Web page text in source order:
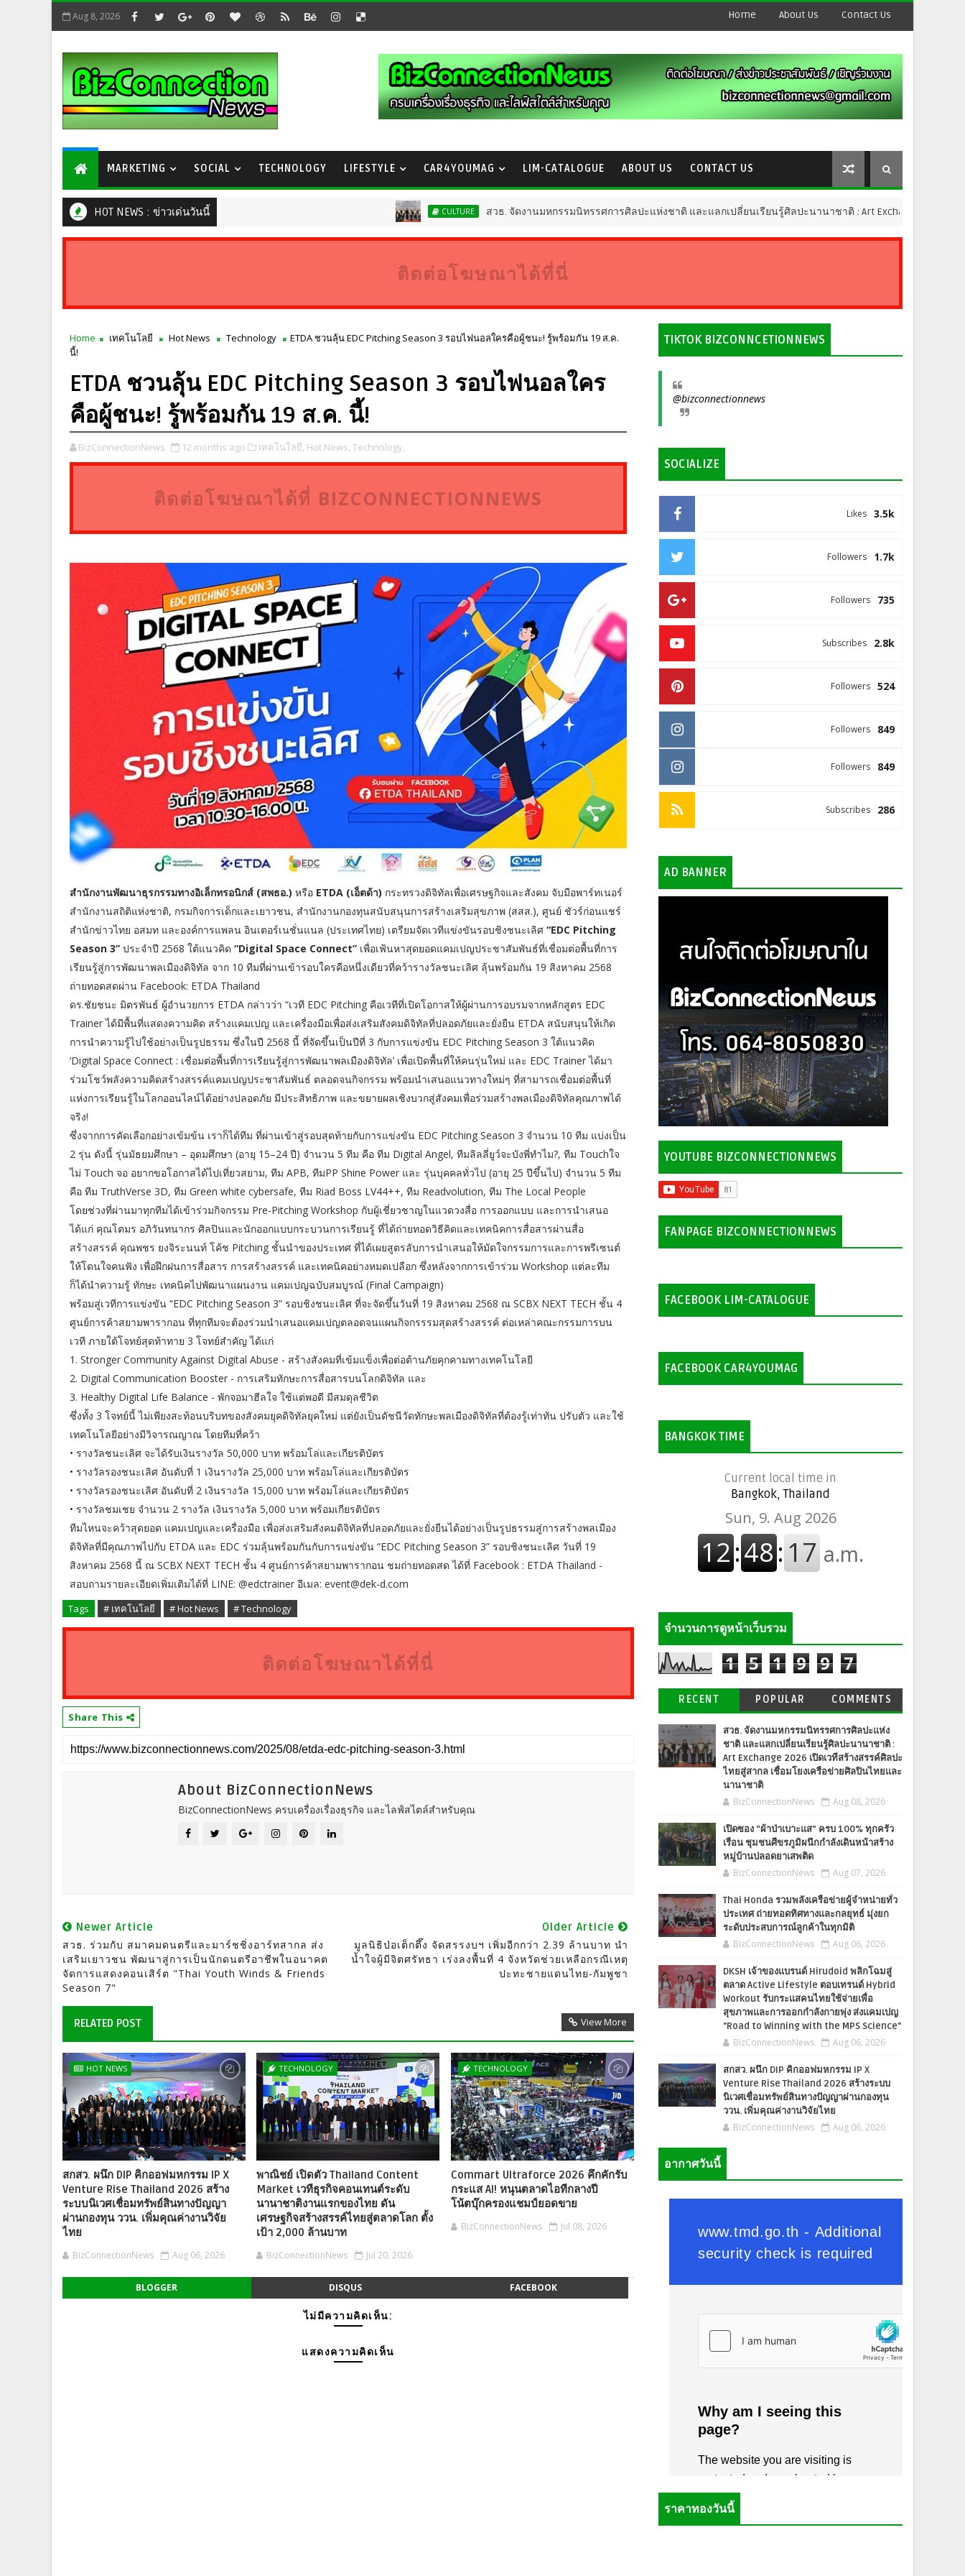
Aug 8, 2026 Home About Us Contact Us
MARKETING SOCIAL TECHNOLOGY LIFESTYLE CAR4YOUMAG LIM-CATALOGUE ABOUT US CONTACT US
HOT NEWS : ข่าวเด่นวันนี้ CULTURE สวธ. จัดงานมหกรรมนิทรรศการศิลปะแห่งชาติ และแลกเปลี่ยนเรียนรู้ศิลปะนานาชาติ : Art Exchange 2026 เปิดเวทีสร้
ติดต่อโฆษณาได้ที่นี่
Home เทคโนโลยี Hot News Technology
ETDA ชวนลุ้น EDC Pitching Season 3 รอบไฟนอลใครคือผู้ชนะ! รู้พร้อมกัน 19 ส.ค.
นี้!
ETDA ชวนลุ้น EDC Pitching Season 3 รอบไฟนอลใคร
คือผู้ชนะ! รู้พร้อมกัน 19 ส.ค. นี้!
BizConnectionNews 12 months ago เทคโนโลยี, Hot News, Technology,
ติดต่อโฆษณาได้ที่ BIZCONNECTIONNEWS
สำนักงานพัฒนาธุรกรรมทางอิเล็กทรอนิกส์ (สพธอ.) หรือ ETDA (เอ็ตด้า) กระทรวงดิจิทัลเพื่อเศรษฐกิจและสังคม จับมือพาร์ทเนอร์
สำนักงานสถิติแห่งชาติ, กรมกิจการเด็กและเยาวชน, สำนักงานกองทุนสนับสนุนการสร้างเสริมสุขภาพ (สสส.), ศูนย์ ชัวร์ก่อนแชร์
สำนักข่าวไทย อสมท และองค์การแพลน อินเตอร์เนชั่นแนล (ประเทศไทย) เตรียมจัดเวทีแข่งขันรอบชิงชนะเลิศ “EDC Pitching
Season 3” ประจำปี 2568 ใต้แนวคิด “Digital Space Connect” เพื่อเฟ้นหาสุดยอดแคมเปญประชาสัมพันธ์ที่เชื่อมต่อพื้นที่การ
เรียนรู้สู่การพัฒนาพลเมืองดิจิทัล จาก 10 ทีมที่ผ่านเข้ารอบใครคือหนึ่งเดียวที่คว้ารางวัลชนะเลิศ ลุ้นพร้อมกัน 19 สิงหาคม 2568
ถ่ายทอดสดผ่าน Facebook: ETDA Thailand
ดร.ชัยชนะ มิตรพันธ์ ผู้อำนวยการ ETDA กล่าวว่า “เวที EDC Pitching คือเวทีที่เปิดโอกาสให้ผู้ผ่านการอบรมจากหลักสูตร EDC
Trainer ได้มีพื้นที่แสดงความคิด สร้างแคมเปญ และเครื่องมือเพื่อส่งเสริมสังคมดิจิทัลที่ปลอดภัยและยั่งยืน ETDA สนับสนุนให้เกิด
การนำความรู้ไปใช้อย่างเป็นรูปธรรม ซึ่งในปี 2568 นี้ ที่จัดขึ้นเป็นปีที่ 3 กับการแข่งขัน EDC Pitching Season 3 ใต้แนวคิด
‘Digital Space Connect : เชื่อมต่อพื้นที่การเรียนรู้สู่การพัฒนาพลเมืองดิจิทัล’ เพื่อเปิดพื้นที่ให้คนรุ่นใหม่ และ EDC Trainer ได้มา
ร่วมโชว์พลังความคิดสร้างสรรค์แคมเปญประชาสัมพันธ์ ตลอดจนกิจกรรม พร้อมนำเสนอแนวทางใหม่ๆ ที่สามารถเชื่อมต่อพื้นที่
แห่งการเรียนรู้ในโลกออนไลน์ได้อย่างปลอดภัย มีประสิทธิภาพ และขยายผลเชิงบวกสู่สังคมเพื่อร่วมสร้างพลเมืองดิจิทัลคุณภาพได้
จริง!
ซึ่งจากการคัดเลือกอย่างเข้มข้น เราก็ได้ทีม ที่ผ่านเข้าสู่รอบสุดท้ายกับการแข่งขัน EDC Pitching Season 3 จำนวน 10 ทีม แบ่งเป็น
2 รุ่น ดังนี้ รุ่นมัธยมศึกษา – อุดมศึกษา (อายุ 15–24 ปี) จำนวน 5 ทีม คือ ทีม Digital Angel, ทีมลิลลี่ยูว์จะบังพี่ทำไม?, ทีม Touchใจ
ไม่ Touch จอ อยากขอโอกาสได้ไปเที่ยวสยาม, ทีม APB, ทีมPP Shine Power และ รุ่นบุคคลทั่วไป (อายุ 25 ปีขึ้นไป) จำนวน 5 ทีม
คือ ทีม TruthVerse 3D, ทีม Green white cybersafe, ทีม Riad Boss LV44++, ทีม Readvolution, ทีม The Local People
โดยช่วงที่ผ่านมาทุกทีมได้เข้าร่วมกิจกรรม Pre-Pitching Workshop กับผู้เชี่ยวชาญในแวดวงสื่อ การออกแบบ และการนำเสนอ
ได้แก่ คุณโตมร อภิวันทนากร ศิลปินและนักออกแบบกระบวนการเรียนรู้ ที่ได้ถ่ายทอดวิธีคิดและเทคนิคการสื่อสารผ่านสื่อ
สร้างสรรค์ คุณพชร ยงจิระนนท์ โค้ช Pitching ชั้นนำของประเทศ ที่ได้เผยสูตรลับการนำเสนอให้มัดใจกรรมการและการพรีเซนต์
ให้โดนใจคนฟัง เพื่อฝึกฝนการสื่อสาร การสร้างสรรค์ และเทคนิคอย่างหมดเปลือก ซึ่งหลังจากการเข้าร่วม Workshop แต่ละทีม
ก็ได้นำความรู้ ทักษะ เทคนิคไปพัฒนาแผนงาน แคมเปญฉบับสมบูรณ์ (Final Campaign)
พร้อมสู่เวทีการแข่งขัน “EDC Pitching Season 3” รอบชิงชนะเลิศ ที่จะจัดขึ้นวันที่ 19 สิงหาคม 2568 ณ SCBX NEXT TECH ชั้น 4
ศูนย์การค้าสยามพารากอน ที่ทุกทีมจะต้องร่วมนำเสนอแคมเปญตลอดจนแผนกิจกรรรมสุดสร้างสรรค์ ต่อเหล่าคณะกรรมการบน
เวที ภายใต้โจทย์สุดท้าทาย 3 โจทย์สำคัญ ได้แก่
1. Stronger Community Against Digital Abuse - สร้างสังคมที่เข้มแข็งเพื่อต่อต้านภัยคุกคามทางเทคโนโลยี
2. Digital Communication Booster - การเสริมทักษะการสื่อสารบนโลกดิจิทัล และ
3. Healthy Digital Life Balance - พักจอมาฮีลใจ ใช้แต่พอดี มีสมดุลชีวิต
ซึ่งทั้ง 3 โจทย์นี้ ไม่เพียงสะท้อนบริบทของสังคมยุคดิจิทัลยุคใหม่ แต่ยังเป็นดัชนีวัดทักษะพลเมืองดิจิทัลที่ต้องรู้เท่าทัน ปรับตัว และใช้
เทคโนโลยีอย่างมีวิจารณญาณ โดยทีมที่คว้า
• รางวัลชนะเลิศ จะได้รับเงินรางวัล 50,000 บาท พร้อมโล่และเกียรติบัตร
• รางวัลรองชนะเลิศ อันดับที่ 1 เงินรางวัล 25,000 บาท พร้อมโล่และเกียรติบัตร
• รางวัลรองชนะเลิศ อันดับที่ 2 เงินรางวัล 15,000 บาท พร้อมโล่และเกียรติบัตร
• รางวัลชมเชย จำนวน 2 รางวัล เงินรางวัล 5,000 บาท พร้อมเกียรติบัตร
ทีมไหนจะคว้าสุดยอด แคมเปญและเครื่องมือ เพื่อส่งเสริมสังคมดิจิทัลที่ปลอดภัยและยั่งยืนได้อย่างเป็นรูปธรรมสู่การสร้างพลเมือง
ดิจิทัลที่มีคุณภาพไปกับ ETDA และ EDC ร่วมลุ้นพร้อมกันกับการแข่งขัน “EDC Pitching Season 3” รอบชิงชนะเลิศ วันที่ 19
สิงหาคม 2568 นี้ ณ SCBX NEXT TECH ชั้น 4 ศูนย์การค้าสยามพารากอน ชมถ่ายทอดสด ได้ที่ Facebook : ETDA Thailand -
สอบถามรายละเอียดเพิ่มเติมได้ที่ LINE: @edctrainer อีเมล: event@dek-d.com
Tags # เทคโนโลยี # Hot News # Technology
ติดต่อโฆษณาได้ที่นี่
Share This
About BizConnectionNews
BizConnectionNews ครบเครื่องเรื่องธุรกิจ และไลฟ์สไตล์สำหรับคุณ
Newer Article
สวธ. ร่วมกับ สมาคมดนตรีและมาร์ชชิ่งอาร์ทสากล ส่ง
เสริมเยาวชน พัฒนาสู่การเป็นนักดนตรีอาชีพในอนาคต
จัดการแสดงคอนเสิร์ต "Thai Youth Winds & Friends
Season 7"
Older Article
มูลนิธิป่อเต็กตึ๊ง จัดสรรงบฯ เพิ่มอีกกว่า 2.39 ล้านบาท นำ
น้ำใจผู้มีจิตศรัทธา เร่งลงพื้นที่ 4 จังหวัดช่วยเหลือกรณีเหตุ
ปะทะชายแดนไทย-กัมพูชา
RELATED POST View More
HOT NEWS
สกสว. ผนึก DIP คิกออฟมหกรรม IP X
Venture Rise Thailand 2026 สร้าง
ระบบนิเวศเชื่อมทรัพย์สินทางปัญญา
ผ่านกองทุน ววน. เพิ่มคุณค่างานวิจัย
ไทย
BizConnectionNews Aug 06, 2026
TECHNOLOGY
พาณิชย์ เปิดตัว Thailand Content
Market เวทีธุรกิจคอนเทนต์ระดับ
นานาชาติงานแรกของไทย ดัน
เศรษฐกิจสร้างสรรค์ไทยสู่ตลาดโลก ตั้ง
เป้า 2,000 ล้านบาท
BizConnectionNews Jul 20, 2026
TECHNOLOGY
Commart Ultraforce 2026 คึกคักรับ
กระแส AI! หนุนตลาดไอทีกลางปี
โน้ตบุ๊กครองแชมป์ยอดขาย
BizConnectionNews Jul 08, 2026
BLOGGER DISQUS FACEBOOK
ไม่มีความคิดเห็น:
แสดงความคิดเห็น
TIKTOK BIZCONNCETIONNEWS
@bizconnectionnews
SOCIALIZE
3.5k
Likes
1.7k
Followers
735
Followers
2.8k
Subscribes
524
Followers
849
Followers
849
Followers
286
Subscribes
AD BANNER
YOUTUBE BIZCONNECTIONNEWS
FANPAGE BIZCONNECTIONNEWS
FACEBOOK LIM-CATALOGUE
FACEBOOK CAR4YOUMAG
BANGKOK TIME
Current local time in
Bangkok, Thailand
จำนวนการดูหน้าเว็บรวม
1 5 1 9 9 7
RECENT POPULAR COMMENTS
สวธ. จัดงานมหกรรมนิทรรศการศิลปะแห่ง
ชาติ และแลกเปลี่ยนเรียนรู้ศิลปะนานาชาติ :
Art Exchange 2026 เปิดเวทีสร้างสรรค์ศิลปะ
ไทยสู่สากล เชื่อมโยงเครือข่ายศิลปินไทยและ
นานาชาติ
BizConnectionNews Aug 08, 2026
เปิดซอง “ผ้าป่าเบาะแส” ครบ 100% ทุกครัว
เรือน ชุมชนศีขรภูมิผนึกกำลังเดินหน้าสร้าง
หมู่บ้านปลอดยาเสพติด
BizConnectionNews Aug 07, 2026
Thai Honda รวมพลังเครือข่ายผู้จำหน่ายทั่ว
ประเทศ ถ่ายทอดทิศทางและกลยุทธ์ มุ่งยก
ระดับประสบการณ์ลูกค้าในทุกมิติ
BizConnectionNews Aug 06, 2026
DKSH เจ้าของแบรนด์ Hirudoid พลิกโฉมสู่
ตลาด Active Lifestyle ตอบเทรนด์ Hybrid
Workout รับกระแสคนไทยใช้จ่ายเพื่อ
สุขภาพและการออกกำลังกายพุ่ง ส่งแคมเปญ
"Road to Winning with the MPS Science"
BizConnectionNews Aug 06, 2026
สกสว. ผนึก DIP คิกออฟมหกรรม IP X
Venture Rise Thailand 2026 สร้างระบบ
นิเวศเชื่อมทรัพย์สินทางปัญญาผ่านกองทุน
ววน. เพิ่มคุณค่างานวิจัยไทย
BizConnectionNews Aug 06, 2026
อากาศวันนี้
ราคาทองวันนี้